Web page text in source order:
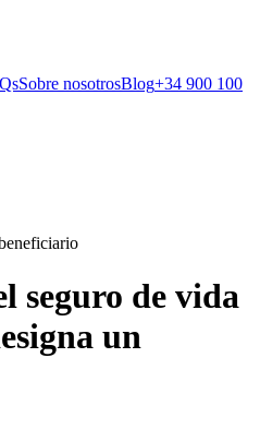
Sobre nosotrosBlog+34 900 100
seguro de vida
un